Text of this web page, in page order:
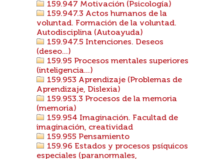
159.947 Motivación (Psicología)
159.947.3 Actos humanos de la
voluntad. Formación de la voluntad.
Autodisciplina (Autoayuda)
159.947.5 Intenciones. Deseos
(deseo...)
159.95 Procesos mentales superiores
(inteligencia...)
159.953 Aprendizaje (Problemas de
Aprendizaje, Dislexia)
159.953.3 Procesos de la memoria
(memoria)
159.954 Imaginación. Facultad de
imaginación, creatividad
159.955 Pensamiento
159.96 Estados y procesos psíquicos
especiales (paranormales,